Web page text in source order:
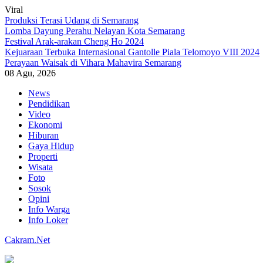
Viral
Produksi Terasi Udang di Semarang
Lomba Dayung Perahu Nelayan Kota Semarang
Festival Arak-arakan Cheng Ho 2024
Kejuaraan Terbuka Internasional Gantolle Piala Telomoyo VIII 2024
Perayaan Waisak di Vihara Mahavira Semarang
08 Agu, 2026
Skip
content
News
Pendidikan
Video
Ekonomi
Hiburan
Gaya Hidup
Properti
Wisata
Foto
Sosok
Opini
Info Warga
Info Loker
Cakram.Net